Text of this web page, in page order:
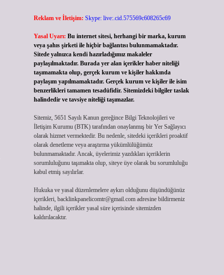
Reklam ve İletişim: Skype: live:.cid.575569c608265c69
Yasal Uyarı: Bu internet sitesi, herhangi bir marka, kurum
veya şahıs şirketi ile hiçbir bağlantısı bulunmamaktadır.
Sitede yalnızca kendi hazırladığımız makaleler
paylaşılmaktadır. Burada yer alan içerikler haber niteliği
taşımamakta olup, gerçek kurum ve kişiler hakkında
paylaşım yapılmamaktadır. Gerçek kurum ve kişiler ile isim
benzerlikleri tamamen tesadüfidir. Sitemizdeki bilgiler taslak
halindedir ve tavsiye niteliği taşımazlar.
Sitemiz, 5651 Sayılı Kanun gereğince Bilgi Teknolojileri ve
İletişim Kurumu (BTK) tarafından onaylanmış bir Yer Sağlayıcı
olarak hizmet vermektedir. Bu nedenle, sitedeki içerikleri proaktif
olarak denetleme veya araştırma yükümlülüğümüz
bulunmamaktadır. Ancak, üyelerimiz yazdıkları içeriklerin
sorumluluğunu taşımakta olup, siteye üye olarak bu sorumluluğu
kabul etmiş sayılırlar.
Hukuka ve yasal düzenlemelere aykırı olduğunu düşündüğünüz
içerikleri, backlinkpanelicomtr@gmail.comadresine bildirmeniz
halinde, ilgili içerikler yasal süre içerisinde sitemizden
kaldırılacaktır.